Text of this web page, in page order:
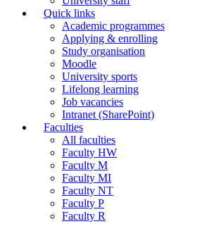
Quick links
Academic programmes
Applying & enrolling
Study organisation
Moodle
University sports
Lifelong learning
Job vacancies
Intranet (SharePoint)
Faculties
All faculties
Faculty HW
Faculty M
Faculty MI
Faculty NT
Faculty P
Faculty R